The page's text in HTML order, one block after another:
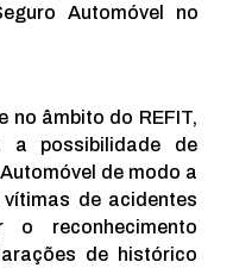
Automóvel no
no âmbito do REFIT,
a possibilidade de
de modo a
de acidentes
reconhecimento
de histórico